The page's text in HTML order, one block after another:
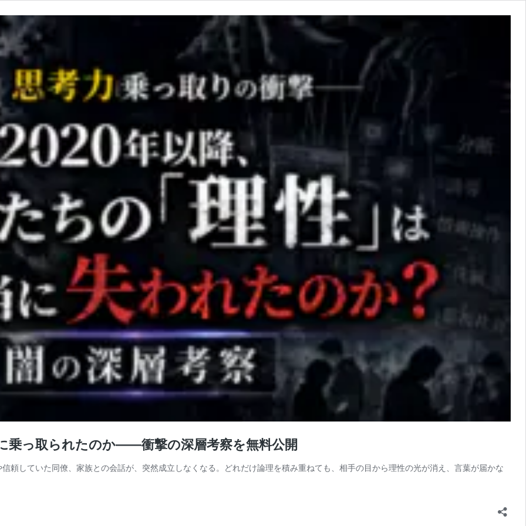
乗っ取られたのか――衝撃の深層考察を無料公開
頼していた同僚、家族との会話が、突然成立しなくなる。どれだけ論理を積み重ねても、相手の目から理性の光が消え、言葉が届かな